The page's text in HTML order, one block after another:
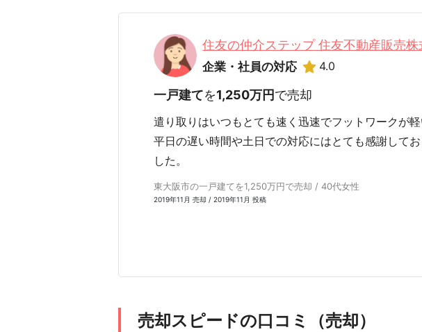
住友の仲介ステップ 住友不動産販売株
企業・社員の対応 4.0
一戸建てを1,250万円で売却
遣り取りはいつもとても速く迅速でフットワークが
平日の遅い時間や土日での対応にはとても感謝して
した。
東大阪市の一戸建てを1,250万円で売却 / 40代女性
2019年11月 売却 / 2019年11月 投稿
売却スピードの口コミ（売却）